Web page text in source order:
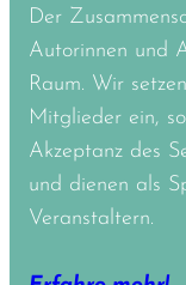
Der
Autorinnen und
Raum. Wir
Mitglieder ein,
Akzeptanz des
und dienen als
Veranstaltern.